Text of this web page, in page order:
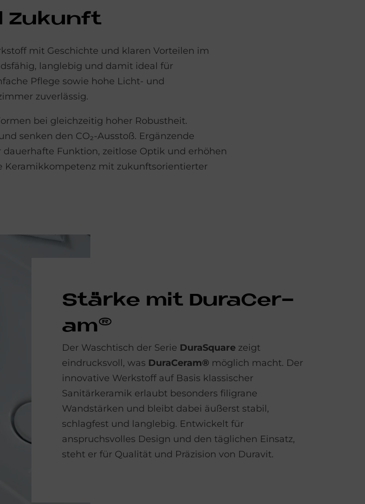
Zu­kun­ft
mit Geschichte und klaren Vorteilen im
langlebig und damit ideal für
Pflege sowie hohe Licht- und
zuverlässig.
bei gleichzeitig hoher Robustheit.
senken den CO₂-Ausstoß. Ergänzende
Funktion, zeitlose Optik und erhöhen
Keramikkompetenz mit zukunftsorientierter
Stär­ke mit Du­raCe­r­
am®
Der Waschtisch der Serie DuraSquarezeigt
eindrucksvoll, was DuraCeram® möglich macht. Der
innovative Werkstoff auf Basis klassischer
Sanitärkeramik erlaubt besonders filigrane
Wandstärken und bleibt dabei äußerst stabil,
schlagfest und langlebig. Entwickelt für
anspruchsvolles Design und den täglichen Einsatz,
steht er für Qualität und Präzision von Duravit.